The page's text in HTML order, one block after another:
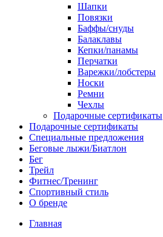
Шапки
Повязки
Баффы/снуды
Балаклавы
Кепки/панамы
Перчатки
Варежки/лобстеры
Носки
Ремни
Чехлы
Подарочные сертификаты
Подарочные сертификаты
Специальные предложения
Беговые лыжи/Биатлон
Бег
Трейл
Фитнес/Тренинг
Спортивный стиль
О бренде
Главная